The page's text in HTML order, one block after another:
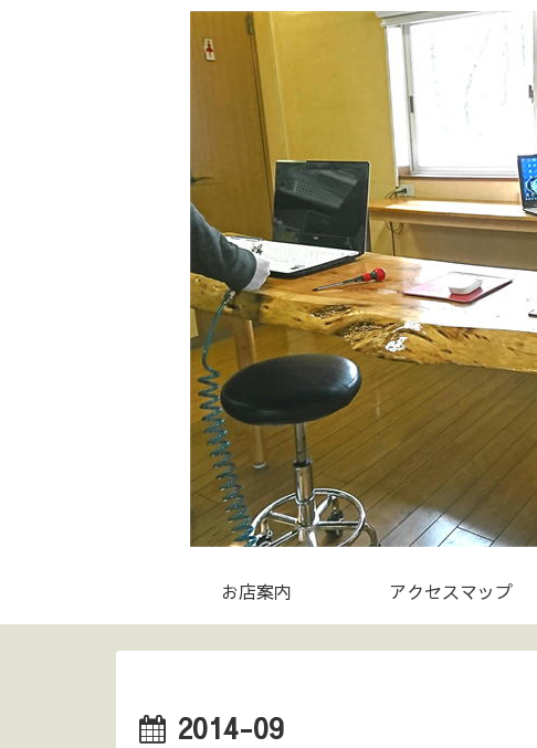
お店案内 アクセスマップ
2014-09